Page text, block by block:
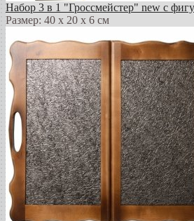
Набор 3 в 1 "Гроссмейстер" new с
Размер: 40 х 20 х 6 см